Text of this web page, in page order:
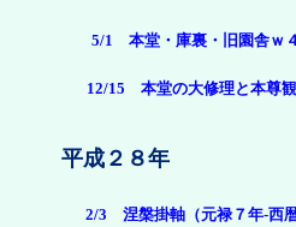
2/3 涅槃掛軸（元禄７年-西
12/15 本堂の大修理と本尊
平成２８年
5/1 本堂・庫裏・旧園舎ｗ